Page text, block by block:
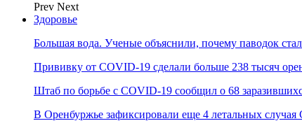
Prev Next
Здоровье
Большая вода. Ученые объяснили, почему паводок
Прививку от COVID-19 сделали больше 238 тысяч
Штаб по борьбе с СOVID-19 сообщил о 68
В Оренбуржье зафиксировали еще 4 летальных